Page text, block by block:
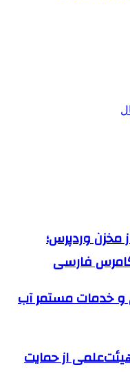
مخزن وردپرس؛
فارسی
و خدمات مستمر آب
از حمایت